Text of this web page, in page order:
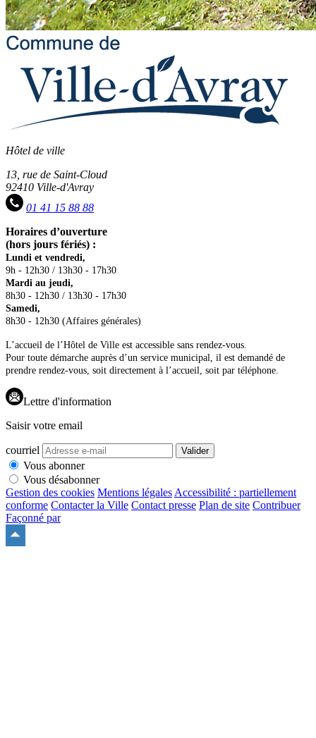
Hôtel de ville
13, rue de Saint-Cloud
92410 Ville-d'Avray
01 41 15 88 88
Horaires d’ouverture
(hors jours fériés) :
Lundi et vendredi,
9h - 12h30 / 13h30 - 17h30
Mardi au jeudi,
8h30 - 12h30 / 13h30 - 17h30
Samedi,
8h30 - 12h30 (Affaires générales)
L’accueil de l’Hôtel de Ville est accessible sans rendez-vous.
Pour toute démarche auprès d’un service municipal, il est demandé de
prendre rendez-vous, soit directement à l’accueil, soit par téléphone.
Lettre d'information
Saisir votre email
courriel Valider
Vous abonner
Vous désabonner
Gestion des cookies Mentions légales Accessibilité : partiellement
conforme Contacter la Ville Contact presse Plan de site Contribuer
Façonné par